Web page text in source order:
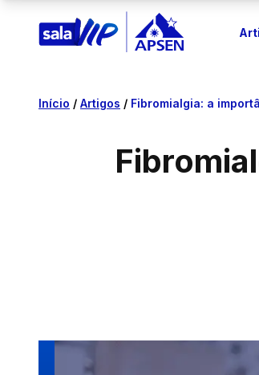
Início / Artigos / Fibromialgia: a